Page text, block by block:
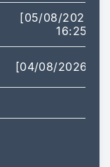
[05/08/2026
16:25]
[04/08/2026]